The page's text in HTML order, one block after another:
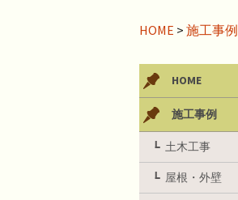
HOME > 施工事例
HOME
施工事例
土木工事
屋根・外壁